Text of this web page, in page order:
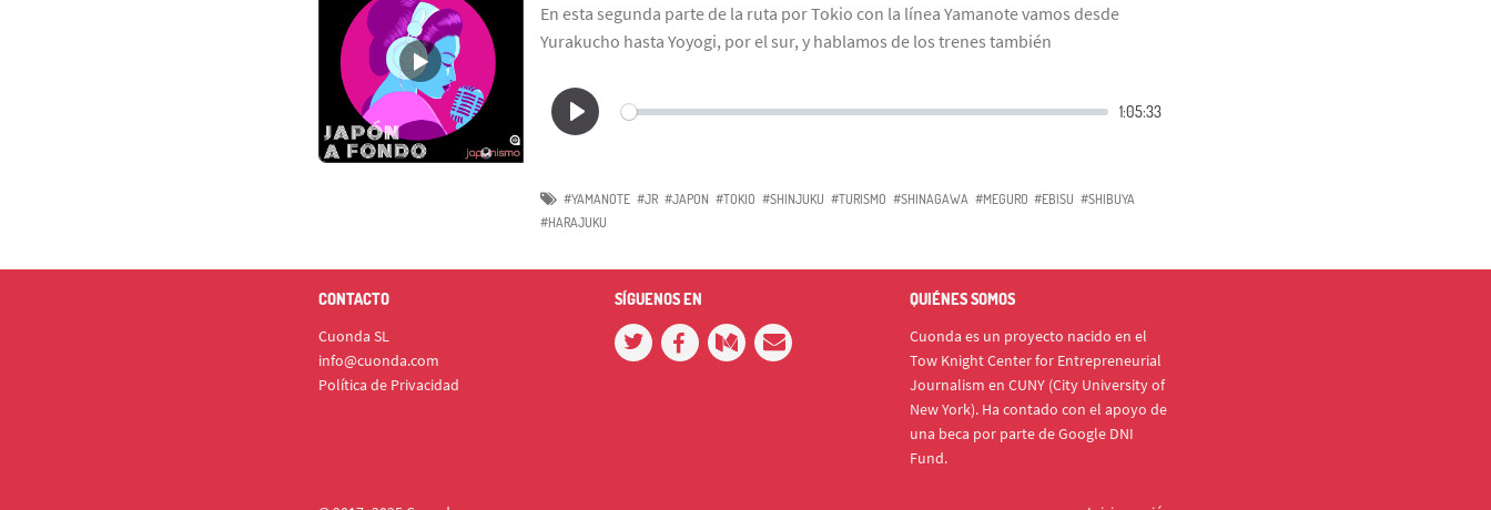
En esta segunda parte de la ruta por Tokio con la línea Yamanote vamos desde
Yurakucho hasta Yoyogi, por el sur, y hablamos de los trenes también
#YAMANOTE #JR #JAPON #TOKIO #SHINJUKU #TURISMO #SHINAGAWA #MEGURO #EBISU #SHIBUYA
#HARAJUKU
CONTACTO
Cuonda SL
info@cuonda.com
Política de Privacidad
SÍGUENOS EN QUIÉNES SOMOS
Cuonda es un proyecto nacido en el
Tow Knight Center for Entrepreneurial
Journalism en CUNY (City University of
New York). Ha contado con el apoyo de
una beca por parte de Google DNI
Fund.